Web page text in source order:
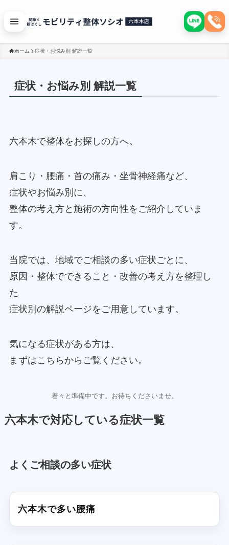
ホーム 症状・お悩み別 解説一覧
症状・お悩み別 解説一覧
六本木で整体をお探しの方へ。
肩こり・腰痛・首の痛み・坐骨神経痛など、
症状やお悩み別に、
整体の考え方と施術の方向性をご紹介していま
す。
当院では、地域でご相談の多い症状ごとに、
原因・整体でできること・改善の考え方を整理し
た
症状別の解説ページをご用意しています。
気になる症状がある方は、
まずはこちらからご覧ください。
着々と準備中です。お待ちくださいませ。
六本木で対応している症状一覧
よくご相談の多い症状
六本木で多い腰痛